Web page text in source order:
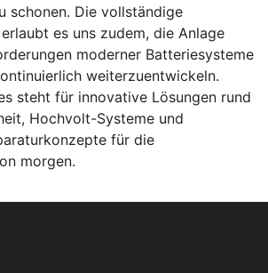
schonen. Die vollständige
es uns zudem, die Anlage
moderner Batteriesysteme
weiterzuentwickeln.
steht für innovative Lösungen rund
Hochvolt-Systeme und
für die
morgen.